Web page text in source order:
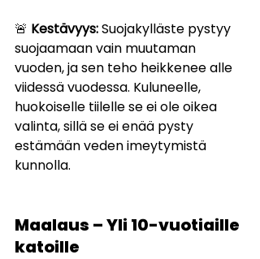
🚨 Kestävyys: Suojakylläste pystyy
suojaamaan vain muutaman
vuoden, ja sen teho heikkenee alle
viidessä vuodessa. Kuluneelle,
huokoiselle tiilelle se ei ole oikea
valinta, sillä se ei enää pysty
estämään veden imeytymistä
kunnolla.
Maalaus – Yli 10-vuotiaille
katoille